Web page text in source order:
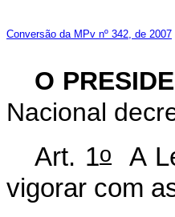
Conversão da MPv nº 342, de 2007
O
Nacional
Art. 1o A
vigorar com